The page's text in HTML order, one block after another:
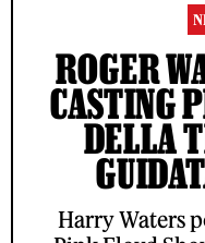
ROGER
CASTING
DELLA
Harry Waters